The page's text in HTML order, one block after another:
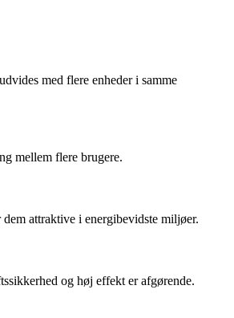
med flere enheder i samme
mellem flere brugere.
attraktive i energibevidste miljøer.
og høj effekt er afgørende.